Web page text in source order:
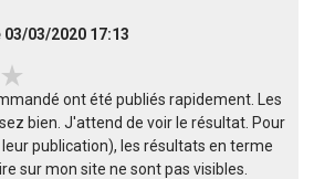
03/2020 17:13
star_rate
ont été publiés rapidement. Les
bien. J'attend de voir le résultat. Pour
publication), les résultats en terme
sur mon site ne sont pas visibles.